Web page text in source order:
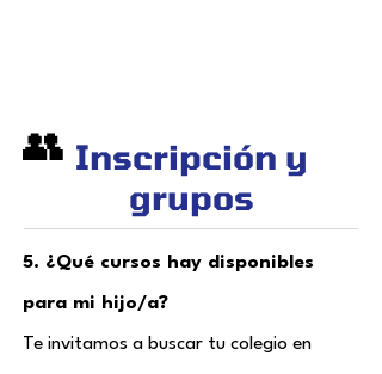
👥 Inscripción y
grupos
5. ¿Qué cursos hay disponibles
para mi hijo/a?
Te invitamos a buscar tu colegio en